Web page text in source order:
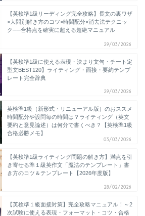
【英検準1級リーディング完全攻略】長文の裏ワザ
×大問別解き方のコツ×時間配分×消去法テクニッ
ク──合格点を確実に超える超絶マニュアル
29/03/2026
【英検準1級に使える表現・決まり文句・チート定
型文BEST120】ライティング・面接・要約テンプ
レート完全辞典
29/03/2026
英検準1級（新形式・リニューアル版）のおススメ
時間配分や設問毎の時間は？ライティング（英文
要約と意見論述）は何分で書くべき？【英検準1級
合格必勝メモ】
03/03/2026
【英検準1級ライティング問題の解き方】満点を引
き寄せる準１級英作文「魔法のテンプレート」書
き方のコツ＆テンプレート【2026年度版】
28/02/2026
【英検準１級面接対策】完全攻略マニュアル！～2
次試験に使える表現・フォーマット・コツ・合格